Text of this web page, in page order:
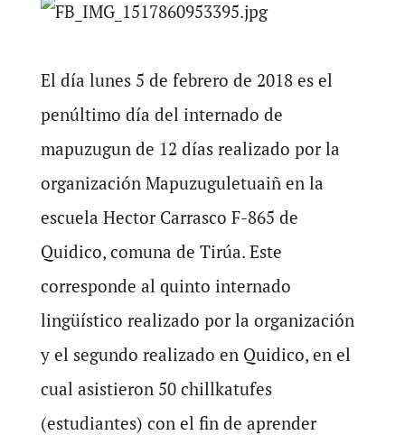
El día lunes 5 de febrero de 2018 es el
penúltimo día del internado de
mapuzugun de 12 días realizado por la
organización Mapuzuguletuaiñ en la
escuela Hector Carrasco F-865 de
Quidico, comuna de Tirúa. Este
corresponde al quinto internado
lingüístico realizado por la organización
y el segundo realizado en Quidico, en el
cual asistieron 50 chillkatufes
(estudiantes) con el fin de aprender